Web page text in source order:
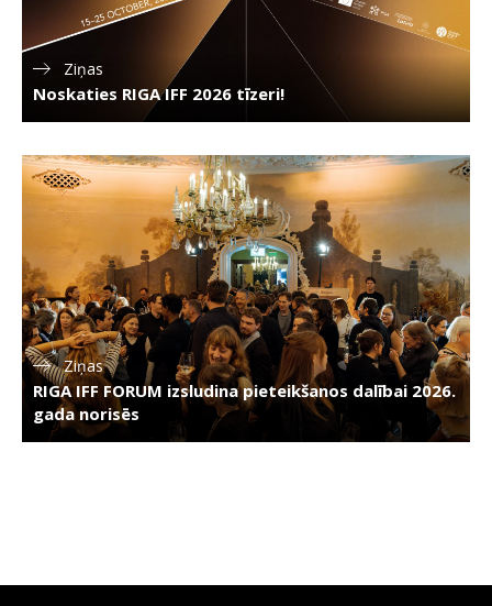
Ziņas
Noskaties RIGA IFF 2026 tīzeri!
Ziņas
RIGA IFF FORUM izsludina pieteikšanos dalībai 2026.
gada norisēs